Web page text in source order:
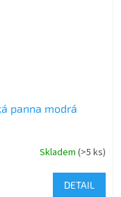
panna modrá
Skladem (>5 ks)
DETAIL